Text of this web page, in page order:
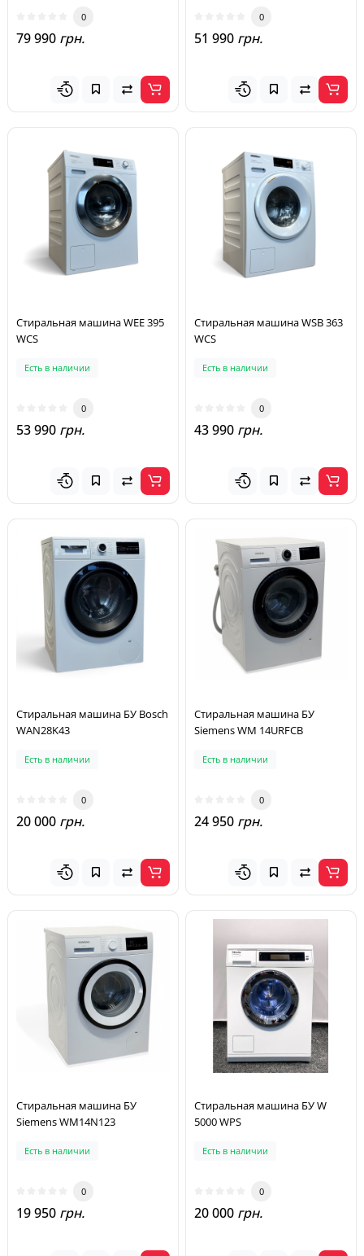
0
79 990 грн.
0
51 990 грн.
Стиральная машина WEE 395
WCS
Есть в наличии
0
53 990 грн.
Стиральная машина WSB 363
WCS
Есть в наличии
0
43 990 грн.
Стиральная машина БУ Bosch
WAN28K43
Есть в наличии
0
20 000 грн.
Стиральная машина БУ
Siemens WM 14URFCB
Есть в наличии
0
24 950 грн.
Стиральная машина БУ
Siemens WM14N123
Есть в наличии
0
19 950 грн.
Стиральная машина БУ W
5000 WPS
Есть в наличии
0
20 000 грн.